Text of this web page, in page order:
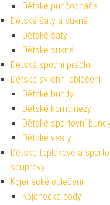
Dětské punčocháče
Dětské šaty a sukně
Dětské šaty
Dětské sukně
Dětské spodní prádlo
Dětské svrchní oblečení
Dětské bundy
Dětské kombinézy
Dětské sportovní
Dětské vesty
Dětské teplákové a
soupravy
Kojenecké oblečení
Kojenecká body